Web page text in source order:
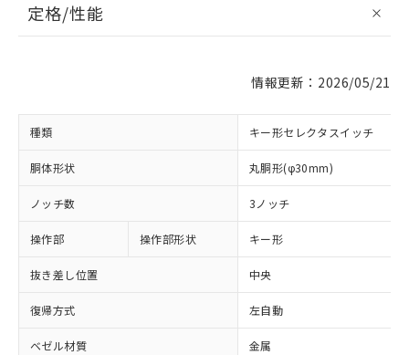
定格/性能
情報更新：2026/05/21
種類 キー形セレクタスイッチ
胴体形状 丸胴形(φ30mm)
ノッチ数 3ノッチ
操作部 操作部形状 キー形
抜き差し位置 中央
復帰方式 左自動
ベゼル材質 金属